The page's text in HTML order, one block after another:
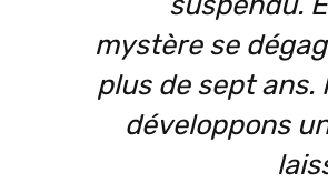
mystère se
plus de sept ans.
développons